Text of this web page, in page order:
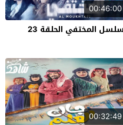
00:46:00
المختفي الحلقة 23
00:32:49